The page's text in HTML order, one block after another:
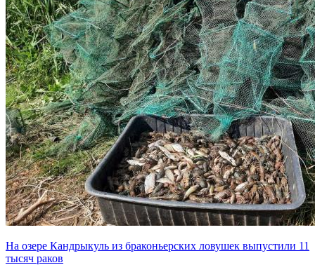
На озере Кандрыкуль из браконьерских ловушек выпустили 11
тысяч раков